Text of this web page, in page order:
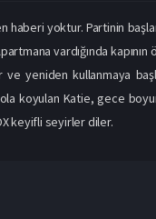
haberi yoktur. Partinin
vardığında kapının
yeniden kullanmaya
koyulan Katie, gece
keyifli seyirler diler.